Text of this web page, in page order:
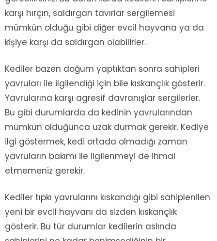
karşı hırçın, saldırgan tavırlar sergilemesi
mümkün olduğu gibi diğer evcil hayvana ya da
kişiye karşı da saldırgan olabilirler.
Kediler bazen doğum yaptıktan sonra sahipleri
yavruları ile ilgilendiği için bile kıskançlık gösterir.
Yavrularına karşı agresif davranışlar sergilerler.
Bu gibi durumlarda da kedinin yavrularından
mümkün olduğunca uzak durmak gerekir. Kediye
ilgi göstermek, kedi ortada olmadığı zaman
yavruların bakımı ile ilgilenmeyi de ihmal
etmemeniz gerekir.
Kediler tıpkı yavrularını kıskandığı gibi sahiplenilen
yeni bir evcil hayvanı da sizden kıskançlık
gösterir. Bu tür durumlar kedilerin aslında